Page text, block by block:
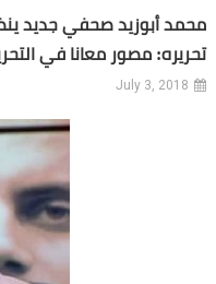
محمد أبوزيد صحفي جديد
تحريره: مصور معانا في
July 3, 2018